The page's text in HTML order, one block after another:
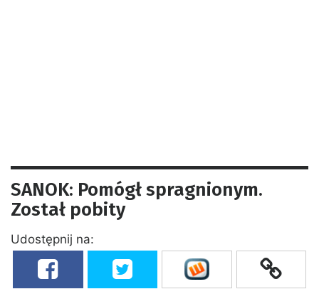
SANOK: Pomógł spragnionym.
Został pobity
Udostępnij na: